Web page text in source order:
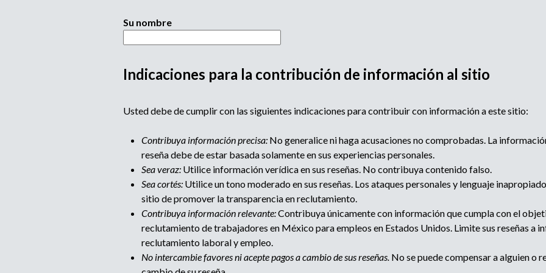
Su nombre
u
Indicaciones para la contribución de información al sitio
Usted debe de cumplir con las siguientes indicaciones para contribuir con información a este sitio:
Contribuya información precisa: No generalice ni haga acusaciones no comprobadas. La
reseña debe de estar basada solamente en sus experiencias personales.
Sea veraz: Utilice información verídica en sus reseñas. No contribuya contenido falso.
Sea cortés: Utilice un tono moderado en sus reseñas. Los ataques personales y lenguaje
sitio de promover la transparencia en reclutamiento.
Contribuya información relevante:Contribuya únicamente con información que cumpla con el
reclutamiento de trabajadores en México para empleos en Estados Unidos. Limite sus reseñas a
reclutamiento laboral y empleo.
No intercambie favores ni acepte pagos a cambio de sus reseñas. No se puede compensar a alguien o